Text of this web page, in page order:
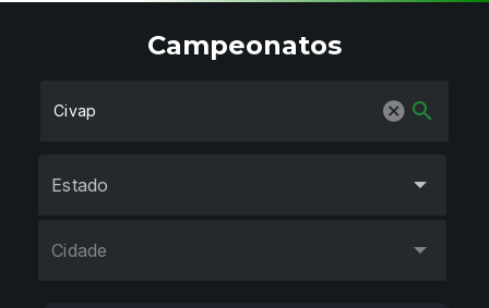
Campeonatos
search
Estado
Cidade